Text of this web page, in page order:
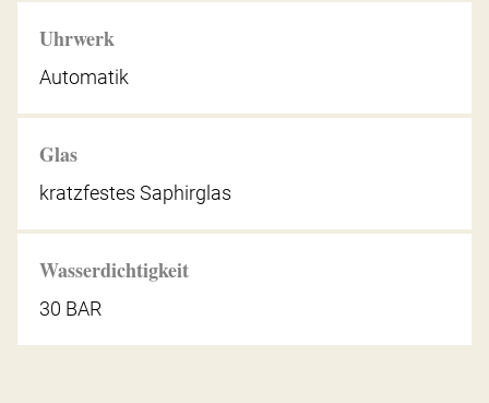
Uhrwerk
Automatik
Glas
kratzfestes Saphirglas
Wasserdichtigkeit
30 BAR